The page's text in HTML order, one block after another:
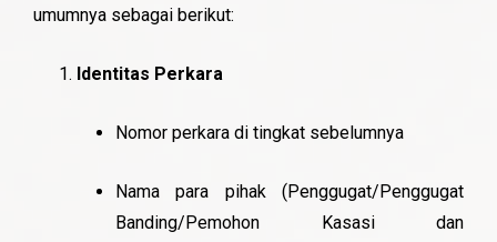
umumnya sebagai berikut:
Identitas Perkara
Nomor perkara di tingkat sebelumnya
Nama para pihak (Penggugat/Penggugat
Banding/Pemohon Kasasi dan